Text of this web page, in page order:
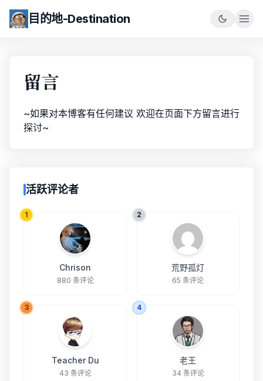
目的地-Destination
留言
~如果对本博客有任何建议 欢迎在页面下方留言进行
探讨~
活跃评论者
1
Chrison
880 条评论
2
荒野孤灯
65 条评论
3
Teacher Du
43 条评论
4
老王
34 条评论